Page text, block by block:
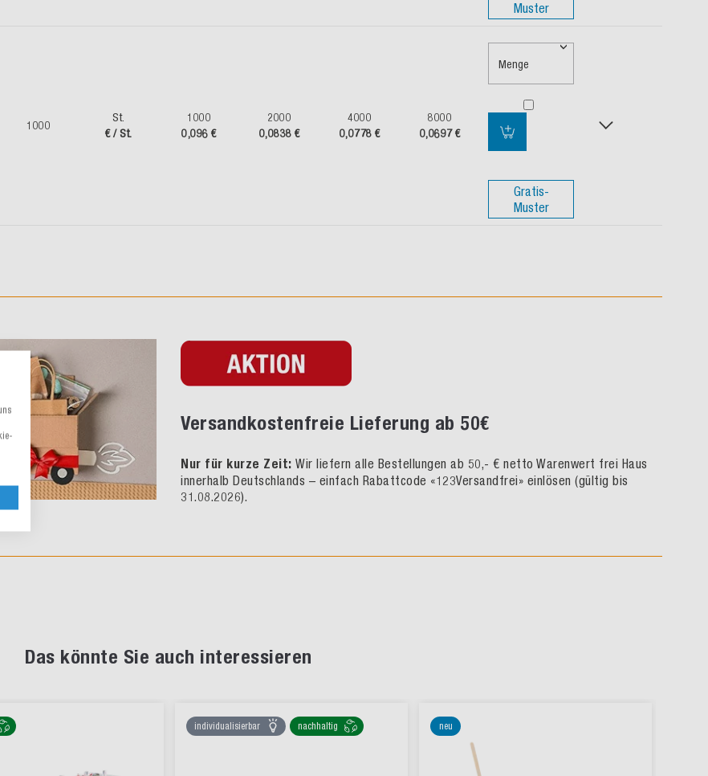
Muster
1000
St.
€ / St.
1000
0,096 €
2000
0,0838 €
4000
0,0778 €
8000
0,0697 €
Menge
Gratis-
Muster
Versandkostenfreie Lieferung ab 50€
Nur für kurze Zeit: Wir liefern alle Bestellungen ab 50,- € netto Warenwert frei Haus
innerhalb Deutschlands – einfach Rabattcode «123Versandfrei» einlösen (gültig bis
31.08.2026).
Das könnte Sie auch interessieren
individualisierbar nachhaltig neu